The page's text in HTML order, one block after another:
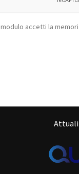
accetti la